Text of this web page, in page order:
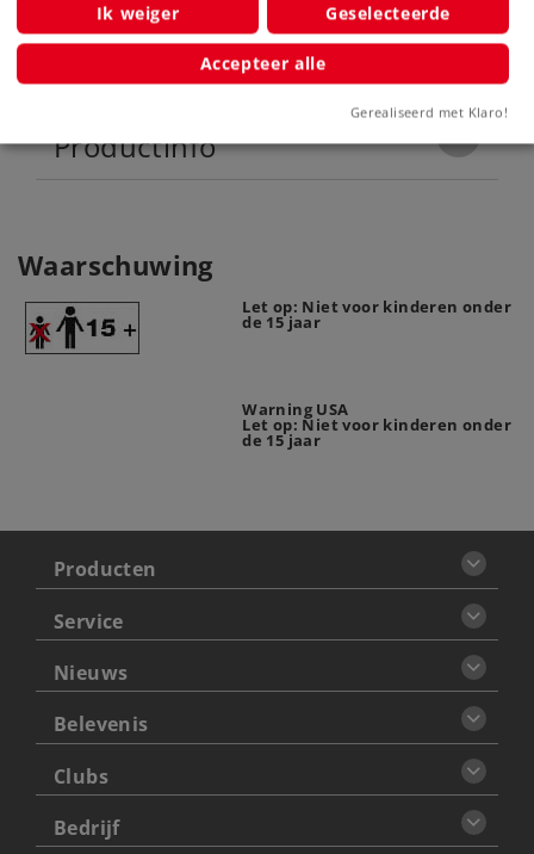
Product
Productinfo
Waarschuwing
Let op: Niet voor kinderen onder
de 15 jaar
Warning USA
Let op: Niet voor kinderen onder
de 15 jaar
Producten
Service
Nieuws
Belevenis
Clubs
Bedrijf
Ik weiger Geselecteerde
Accepteer alle
Gerealiseerd met Klaro!